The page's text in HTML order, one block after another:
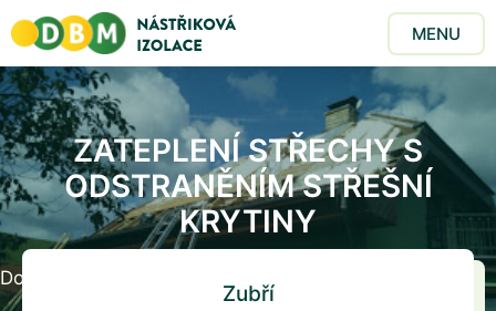
MENU
ZATEPLENÍ STŘECHY S
ODSTRANĚNÍM STŘEŠNÍ
KRYTINY
Domů
střešní krytiny
Zubří